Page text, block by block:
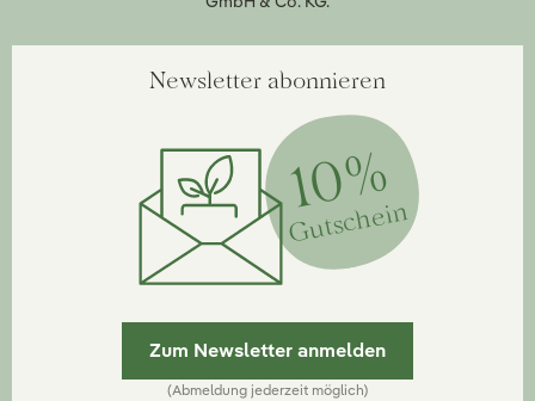
Newsletter abonnieren
10%
Gutschein
Zum Newsletter anmelden
(Abmeldung jederzeit möglich)